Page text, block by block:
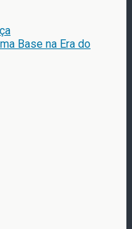
Base na Era do